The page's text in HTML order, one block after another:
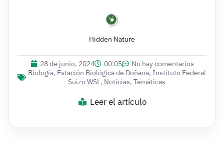
Hidden Nature
28 de junio, 2024 00:05
No hay comentarios
Biología, Estación Biológica de Doñana, Instituto Federal
Suizo WSL, Noticias, Temáticas
Leer el artículo